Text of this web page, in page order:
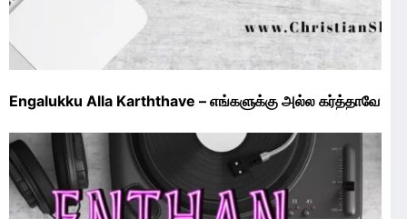
Engalukku Alla Karththave – எங்களுக்கு அல்ல கர்த்தாவே